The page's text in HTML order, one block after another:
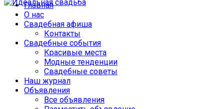
Главная
О нас
Свадебная афиша
Контакты
Свадебные события
Красивые места
Модные тенденции
Свадебные советы
Наш журнал
Объявления
Все объявления